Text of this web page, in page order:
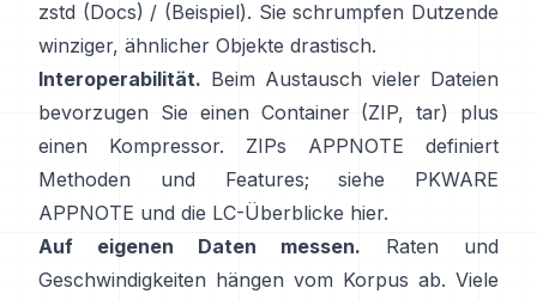
zstd (Docs) / (Beispiel). Sie schrumpfen Dutzende
winziger, ähnlicher Objekte drastisch.
Interoperabilität. Beim Austausch vieler Dateien
bevorzugen Sie einen Container (ZIP, tar) plus
einen Kompressor. ZIPs APPNOTE definiert
Methoden und Features; siehe
PKWARE
APPNOTE und die LC-Überblicke hier.
Auf eigenen Daten messen. Raten und
Geschwindigkeiten hängen vom Korpus ab. Viele